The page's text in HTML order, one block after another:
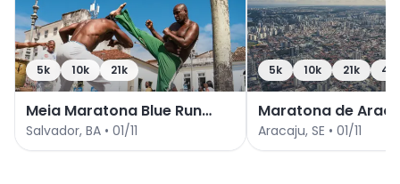
5k 10k 21k
Meia Maratona Blue Run
Salvador 2026
Salvador, BA • 01/11
5k 10k 21k
Maratona de
Aracaju, SE • 01/11